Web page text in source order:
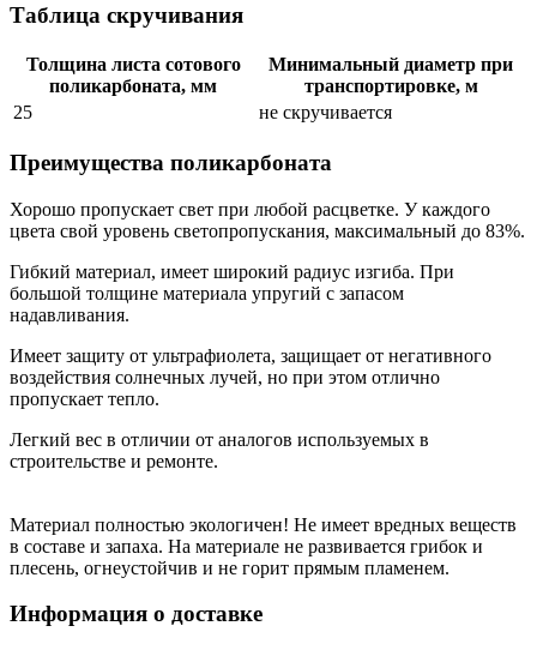
Таблица скручивания
Толщина листа сотового
поликарбоната, мм
Минимальный диаметр при
транспортировке, м
25
не скручивается
Преимущества поликарбоната
Хорошо пропускает свет при любой расцветке. У каждого
цвета свой уровень светопропускания, максимальный до 83%.
Гибкий материал, имеет широкий радиус изгиба. При
большой толщине материала упругий с запасом
надавливания.
Имеет защиту от ультрафиолета, защищает от негативного
воздействия солнечных лучей, но при этом отлично
пропускает тепло.
Легкий вес в отличии от аналогов используемых в
строительстве и ремонте.
Материал полностью экологичен! Не имеет вредных веществ
в составе и запаха. На материале не развивается грибок и
плесень, огнеустойчив и не горит прямым пламенем.
Информация о доставке